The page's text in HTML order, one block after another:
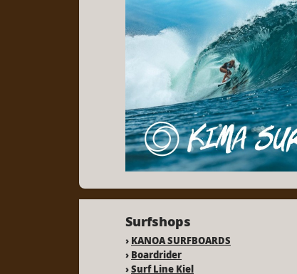
Surfshops
› KANOA SURFBOARDS
› Boardrider
›Surf Line Kiel